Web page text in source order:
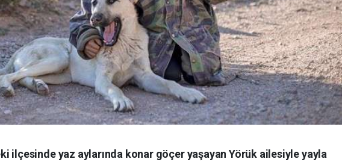
ilçesinde yaz aylarında konar göçer yaşayan Yörük ailesiyle yayla